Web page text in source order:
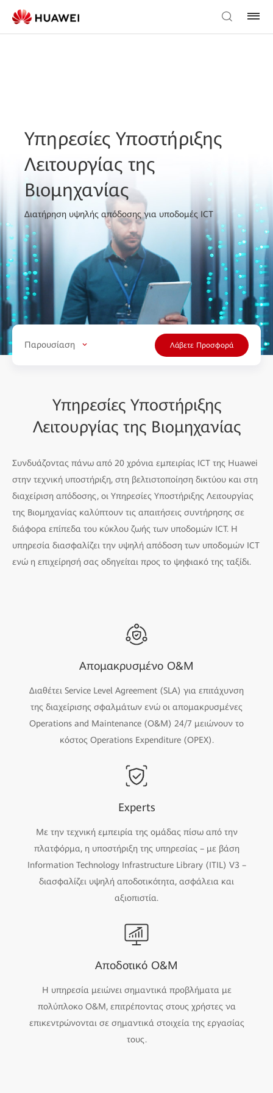
Υπηρεσίες Υποστήριξης
Λειτουργίας της
Βιομηχανίας
Διατήρηση υψηλής απόδοσης για υποδομές ICT
Παρουσίαση Λάβετε Προσφορά
Υπηρεσίες Υποστήριξης
Λειτουργίας της Βιομηχανίας
Συνδυάζοντας πάνω από 20 χρόνια εμπειρίας ICT της Huawei
στην τεχνική υποστήριξη, στη βελτιστοποίηση δικτύου και στη
διαχείριση απόδοσης, οι Υπηρεσίες Υποστήριξης Λειτουργίας
της Βιομηχανίας καλύπτουν τις απαιτήσεις συντήρησης σε
διάφορα επίπεδα του κύκλου ζωής των υποδομών ICT. Η
υπηρεσία διασφαλίζει την υψηλή απόδοση των υποδομών ICT
ενώ η επιχείρησή σας οδηγείται προς το ψηφιακό της ταξίδι.
Απομακρυσμένο O&M
Διαθέτει Service Level Agreement (SLA) για επιτάχυνση
της διαχείρισης σφαλμάτων ενώ οι απομακρυσμένες
Operations and Maintenance (O&M) 24/7 μειώνουν το
κόστος Operations Expenditure (OPEX).
Experts
Με την τεχνική εμπειρία της ομάδας πίσω από την
πλατφόρμα, η υποστήριξη της υπηρεσίας – με βάση
Information Technology Infrastructure Library (ITIL) V3 –
διασφαλίζει υψηλή αποδοτικότητα, ασφάλεια και
αξιοπιστία.
Αποδοτικό O&M
Η υπηρεσία μειώνει σημαντικά προβλήματα με
πολύπλοκο O&M, επιτρέποντας στους χρήστες να
επικεντρώνονται σε σημαντικά στοιχεία της εργασίας
τους.